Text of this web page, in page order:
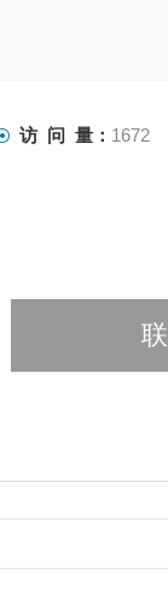
访 问 量： 1672